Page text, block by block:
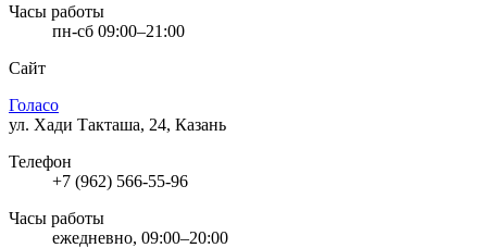
Часы работы
пн-сб 09:00–21:00
Сайт
Голасо
ул. Хади Такташа, 24, Казань
Телефон
+7 (962) 566-55-96
Часы работы
ежедневно, 09:00–20:00